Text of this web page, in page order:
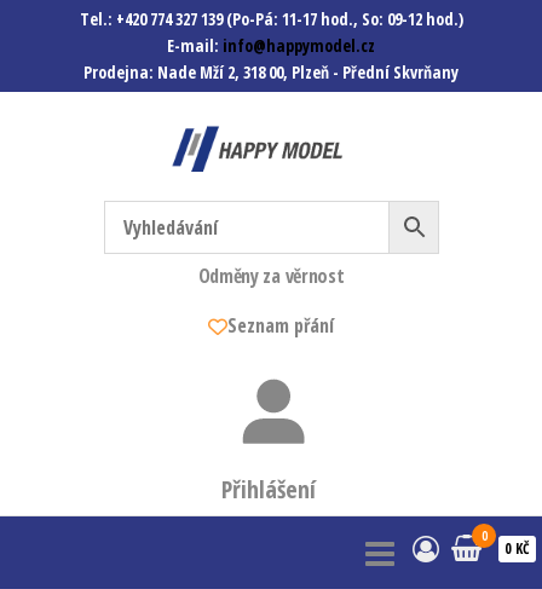
Tel.: +420 774 327 139 (Po-Pá: 11-17 hod., So: 09-12 hod.)
E-mail: info@happymodel.cz
Prodejna: Nade Mží 2, 318 00, Plzeň - Přední Skvrňany
Happymodel.cz
Modely autíček, modelová
železnice, mašinky, vagóny a
mnohem víc.
Odměny za věrnost
Seznam přání
Přihlášení
0
0 KČ